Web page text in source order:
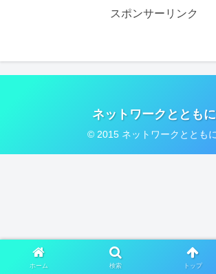
スポンサーリンク
ネットワークとともに
© 2015 ネットワークとともに.
ホーム 検索 トップ